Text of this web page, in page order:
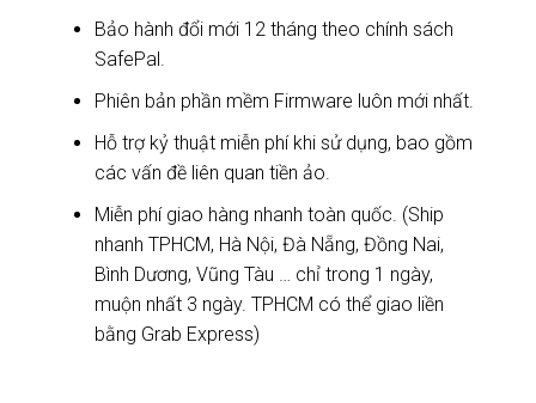
Bảo hành đổi mới 12 tháng theo chính sách
SafePal.
Phiên bản phần mềm Firmware luôn mới nhất.
Hỗ trợ kỷ thuật miễn phí khi sử dụng, bao gồm
các vấn đề liên quan tiền ảo.
Miễn phí giao hàng nhanh toàn quốc. (Ship
nhanh TPHCM, Hà Nội, Đà Nẵng, Đồng Nai,
Bình Dương, Vũng Tàu … chỉ trong 1 ngày,
muộn nhất 3 ngày. TPHCM có thể giao liền
bằng Grab Express)